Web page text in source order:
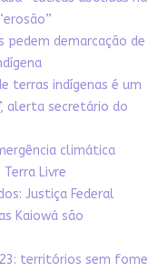
pedem demarcação de
terras indígenas é um
alerta secretário do
climática
Livre
Justiça Federal
Kaiowá são
territórios sem fome